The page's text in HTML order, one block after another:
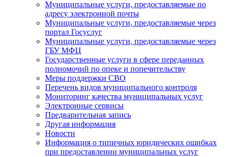
Муниципальные услуги, предоставляемые по
адресу электронной почты
Муниципальные услуги, предоставляемые через
портал Госуслуг
Муниципальные услуги, предоставляемые через
ГБУ МФЦ
Государственные услуги в сфере переданных
полномочий по опеке и попечительству
Меры поддержки СВО
Перечень видов муниципального контроля
Мониторинг качества муниципальных услуг
Электронные сервисы
Предварительная запись
Другая информация
Новости
Информация о типичных юридических ошибках
при предоставлении муниципальных услуг